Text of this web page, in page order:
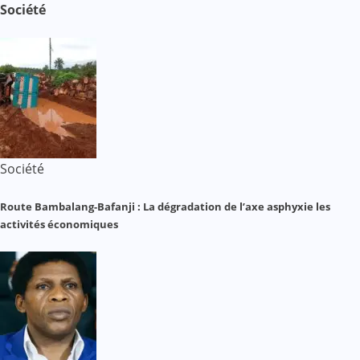
Société
Société
Route Bambalang-Bafanji : La dégradation de l’axe asphyxie les
activités économiques